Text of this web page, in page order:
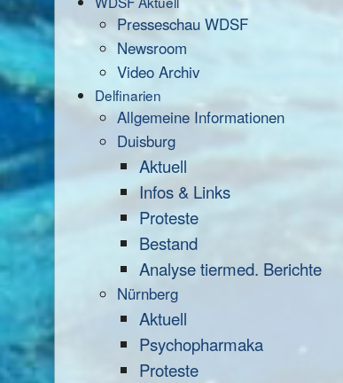
Presseschau WDSF
Newsroom
Video Archiv
Delfinarien
Allgemeine Informationen
Duisburg
Aktuell
Infos & Links
Proteste
Bestand
Analyse tiermed. Berichte
Nürnberg
Aktuell
Psychopharmaka
Proteste